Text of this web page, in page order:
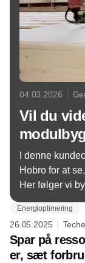
04.03.2026
Vil du
I denne
Hobro for at
Her følger vi
start til færdigt
Energioptimering
26.05.2025
Spar på
er, sæt